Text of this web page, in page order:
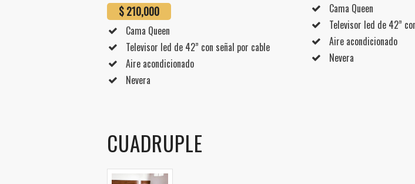
$ 210,000
Cama Queen
Televisor led de 42” con señal por cable
Aire acondicionado
Nevera
Cama Queen
Televisor led de 42”
Aire acondicionado
Nevera
CUADRUPLE